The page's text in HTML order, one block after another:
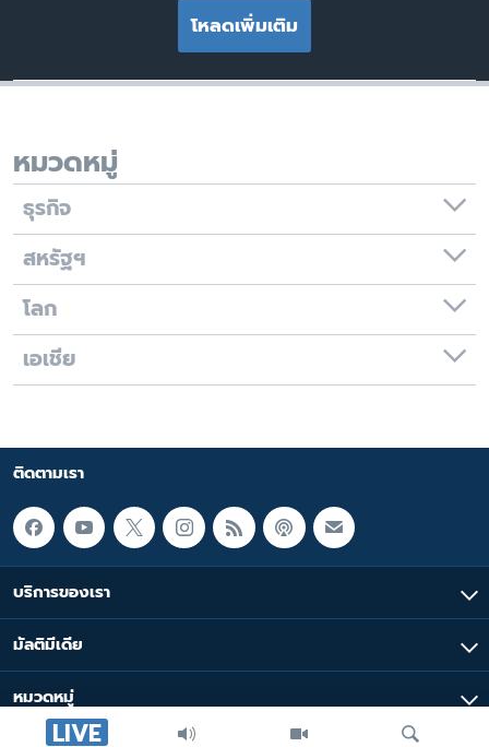
LIVE
โหลดเพิ่มเติม
หมวดหมู่
ธุรกิจ
สหรัฐฯ
โลก
เอเชีย
ติดตามเรา
บริการของเรา
มัลติมีเดีย
หมวดหมู่